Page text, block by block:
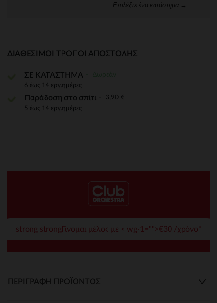
Επιλέξτε ένα κατάστημα →
ΔΙΑΘΈΣΙΜΟΙ ΤΡΌΠΟΙ ΑΠΟΣΤΟΛΉΣ
ΣΕ ΚΑΤΑΣΤΗΜΑ
6 έως 14 εργ.ημέρες
Παράδοση στο σπίτι 3,90 €
5 έως 14 εργ.ημέρες
strong strongΓίνομαι μέλος με < wg-1="">€30 /χρόνο*
ΠΕΡΙΓΡΑΦΉ ΠΡΟΪΌΝΤΟΣ